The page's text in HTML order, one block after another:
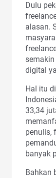
Dulu
alasan.
digital
Hal itu
33,34
penulis,
banyak
Bahkan